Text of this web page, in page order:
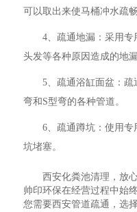
可以取出来使马桶冲水疏畅
4、疏通地漏：采用专
头发等各种原因造成的地漏
5、疏通浴缸面盆：
弯和S型弯的各种管道。
6、疏通蹲坑：使用
坑堵塞。
西安化粪池清理，放
帅印环保在经营过程中始
您需要西安管道疏通，选